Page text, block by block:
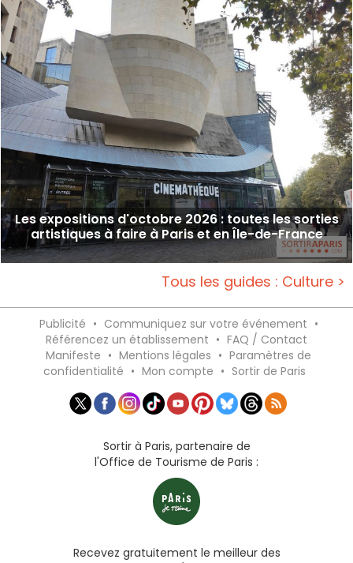
Les expositions d'octobre 2026 : toutes les sorties
artistiques à faire à Paris et en Île-de-France
Tous les guides : Culture >
Publicité • Communiquez sur votre événement •
Référencez un établissement • FAQ / Contact
Manifeste • Mentions légales • Paramètres de
confidentialité • Mon compte • Sortir de Paris
Sortir à Paris, partenaire de
l'Office de Tourisme de Paris :
Recevez gratuitement le meilleur des